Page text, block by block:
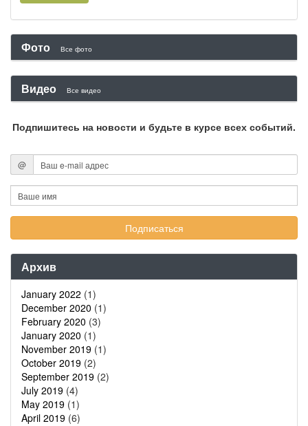
Фото Все фото
Видео Все видео
Подпишитесь на новости и будьте в курсе всех событий.
@
Архив
January 2022 (1)
December 2020 (1)
February 2020 (3)
January 2020 (1)
November 2019 (1)
October 2019 (2)
September 2019 (2)
July 2019 (4)
May 2019 (1)
April 2019 (6)